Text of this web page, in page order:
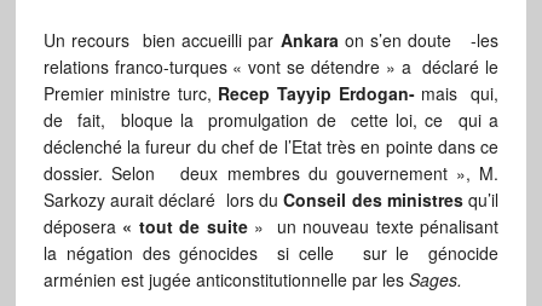
Un recours bien accueilli par Ankaraon s’en doute -les
relations franco-turques « vont se détendre » a déclaré le
Premier ministre turc, Recep Tayyip Erdogan-mais qui,
de fait, bloque la promulgation de cette loi, ce qui a
déclenché la fureur du chef de l’Etat très en pointe dans ce
dossier. Selon deux membres du gouvernement », M.
Sarkozy aurait déclaré lors duConseil des ministresqu’il
déposera « tout de suite» un nouveau texte pénalisant
la négation des génocides si celle sur le génocide
arménien est jugée anticonstitutionnelle par les Sages.